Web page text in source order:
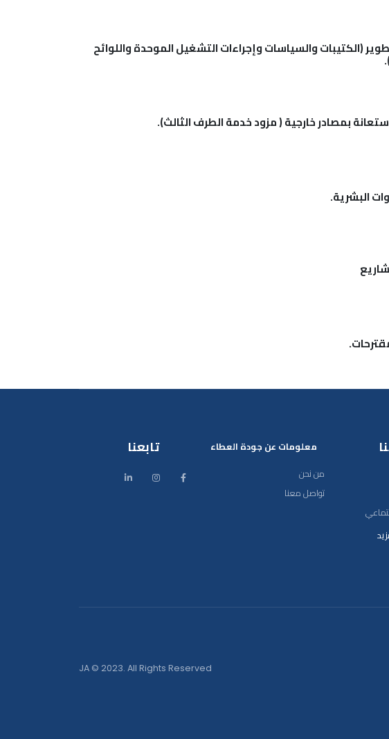
(الكتيبات والسياسات وإجراءات التشغيل الموحدة واللوائح
بمصادر خارجية ( مزود خدمة الطرف الثالث).
البشرية.
معلومات عن جودة العطاء
من نحن
تواصل معنا
تابعنا
JA © 2023. All Rights Reserved